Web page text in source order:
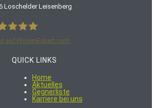
Loschelder Leisenberg
Rechtsanwälte
auf ProvenExpert.com
QUICK LINKS
Home
Aktuelles
Gegnerliste
Karriere bei uns